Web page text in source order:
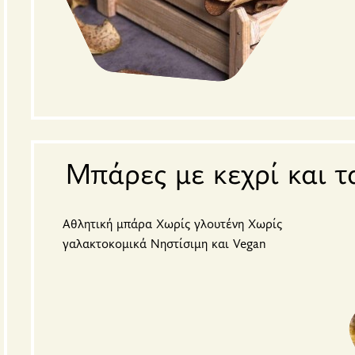
Μπάρες με κεχρί και
Αθλητική μπάρα Χωρίς γλουτένη Χωρίς
γαλακτοκομικά Νηστίσιμη και Vegan